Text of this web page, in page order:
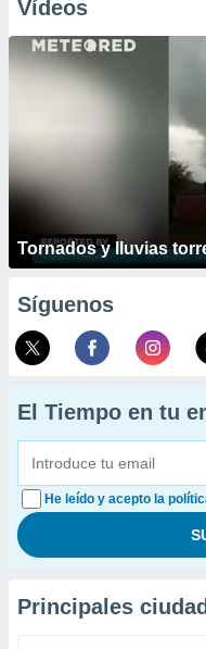
Vídeos
Tornados y lluvias
Síguenos
El Tiempo en tu
He leído y acepto la
Principales